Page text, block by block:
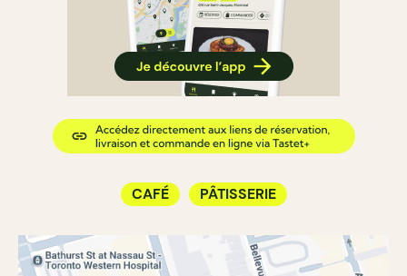
CAFÉ PÂTISSERIE